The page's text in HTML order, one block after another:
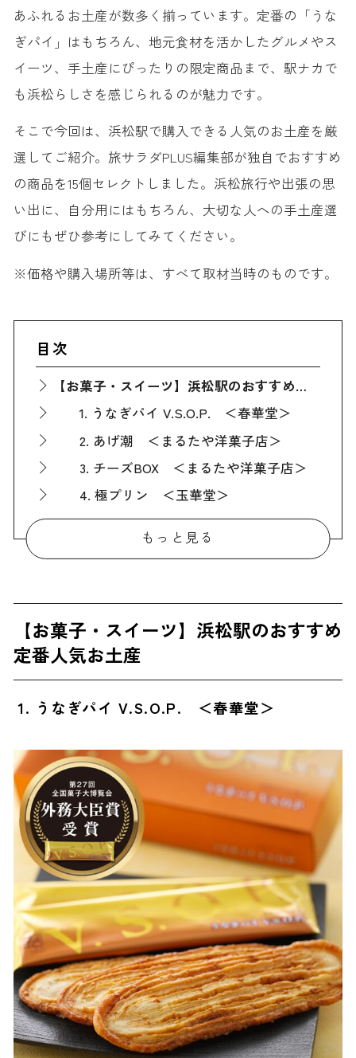
あふれるお土産が数多く揃っています。定番の「うな
ぎパイ」はもちろん、地元食材を活かしたグルメやス
イーツ、手土産にぴったりの限定商品まで、駅ナカで
も浜松らしさを感じられるのが魅力です。
そこで今回は、浜松駅で購入できる人気のお土産を厳
選してご紹介。旅サラダPLUS編集部が独自でおすすめ
の商品を15個セレクトしました。浜松旅行や出張の思
い出に、自分用にはもちろん、大切な人への手土産選
びにもぜひ参考にしてみてください。
※価格や購入場所等は、すべて取材当時のものです。
目次
【お菓子・スイーツ】浜松駅のおすすめ定番人気お土産
1. うなぎパイ V.S.O.P. ＜春華堂＞
2. あげ潮 ＜まるたや洋菓子店＞
3. チーズBOX ＜まるたや洋菓子店＞
4. 極プリン ＜玉華堂＞
5. 蜜っとりパイ ＜うなぎいも＞
7. 石松餃子（冷凍餃子） ＜石松餃子＞
8. 浜名湖うなぎ 長蒲焼（真空パック） ＜浜名湖養魚漁業協同組合＞
9. 花の舞 純米吟醸 ＜花の舞酒造＞
10. 香り巻 ＜松香堂＞
12. きみのまま ＜きみのまま＞
13. みかん最中 ＜入河屋＞
14. 大砂丘チーズ ＜たこ満＞
15. 静岡抹茶バウムクーヘン ＜治一郎＞
もっと見る
【お菓子・スイーツ】浜松駅のおすすめ
定番人気お土産
1. うなぎパイ V.S.O.P. ＜春華堂＞